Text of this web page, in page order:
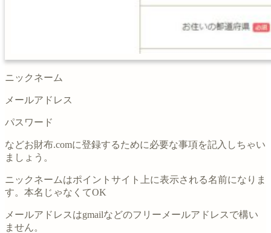
ニックネーム
メールアドレス
パスワード
などお財布.comに登録するために必要な事項を記入しちゃい
ましょう。
ニックネームはポイントサイト上に表示される名前になりま
す。本名じゃなくてOK
メールアドレスはgmailなどのフリーメールアドレスで構い
ません。